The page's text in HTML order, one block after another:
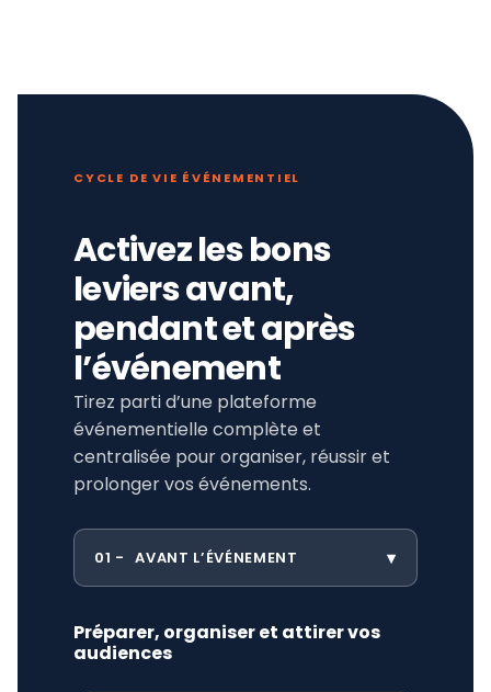
CYCLE DE VIE ÉVÉNEMENTIEL
Activez les bons
leviers avant,
pendant et après
l’événement
Tirez parti d’une plateforme
événementielle complète et
centralisée pour organiser, réussir et
prolonger vos événements.
01 AVANT L’ÉVÉNEMENT
Préparer, organiser et attirer vos
audiences